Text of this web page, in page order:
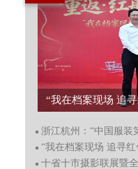
浙江杭州：“中国服装